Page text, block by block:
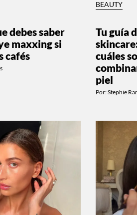
debes saber
maxxing si
cafés
BEAUTY
Tu guía
cuáles
piel
Por:Stephie